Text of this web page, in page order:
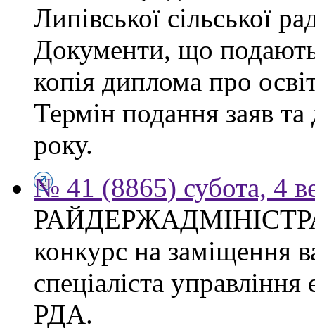
Липівської сільської
Документи, що
копія диплома про
Термін подання заяв
року.
№ 41 (8865) субота, 4
конкурс на заміщення
спеціаліста
РДА.